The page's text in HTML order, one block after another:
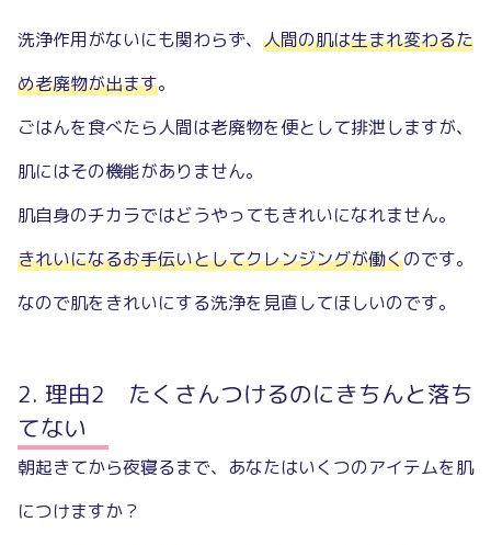
洗浄作用がないにも関わらず、 人間の肌は生まれ変わるた
め老廃物が出ます。
ごはんを食べたら人間は老廃物を便として排泄しますが、
肌にはその機能がありません。
肌自身のチカラではどうやってもきれいになれません。
きれいになるお手伝いとしてクレンジングが働くのです。
なので肌をきれいにする洗浄を見直してほしいのです。
理由2 たくさんつけるのにきちんと落ち
てない
朝起きてから夜寝るまで、あなたはいくつのアイテムを肌
につけますか？